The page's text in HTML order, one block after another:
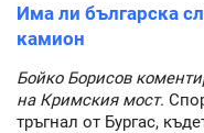
Има ли българска
камион
Бойко Борисов
на Кримския мост.
тръгнал от Бургас,